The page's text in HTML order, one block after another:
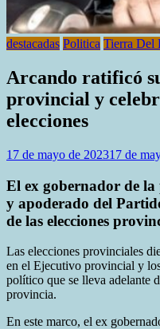
destacadas Politica Tierra Del
Arcando ratificó
provincial y
elecciones
17 de mayo de 202317 de
El ex gobernador de
y apoderado del
de las elecciones
Las elecciones provinciales
en el Ejecutivo provincial y
político que se lleva adelante
provincia.
En este marco, el ex